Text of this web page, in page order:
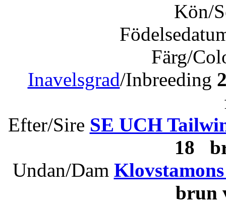
Kön/
Färg/
Inavelsgrad/Inbreeding
Efter/Sire SE UCH
18
Undan/Dam